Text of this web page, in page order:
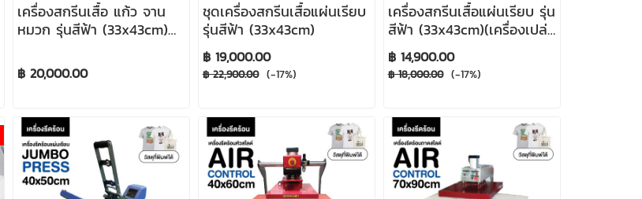
เครื่องสกรีนเสื้อ แก้ว จาน
หมวก รุ่นสีฟ้า (33x43cm)
฿ 20,000.00
ชุดเครื่องสกรีนเสื้อแผ่นเรียบ
รุ่นสีฟ้า (33x43cm)
฿ 19,000.00
฿ 22,900.00 (-17%)
เครื่องสกรีนเสื้อแผ่นเรียบ รุ่น
สีฟ้า (33x43cm)(เครื่องเปล่า
ไม่รวมของแถม)
฿ 14,900.00
฿ 18,000.00 (-17%)